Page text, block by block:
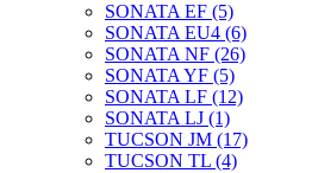
SONATA EF (5)
SONATA EU4 (6)
SONATA NF (26)
SONATA YF (5)
SONATA LF (12)
SONATA LJ (1)
TUCSON JM (17)
TUCSON TL (4)